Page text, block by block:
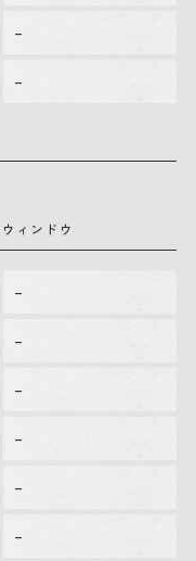
–
–
ィンドウ
–
–
–
–
–
–